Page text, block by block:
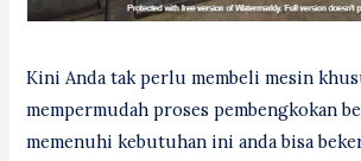
Kini Anda tak perlu membeli mesin
mempermudah proses pembengkokan
memenuhi kebutuhan ini anda bisa